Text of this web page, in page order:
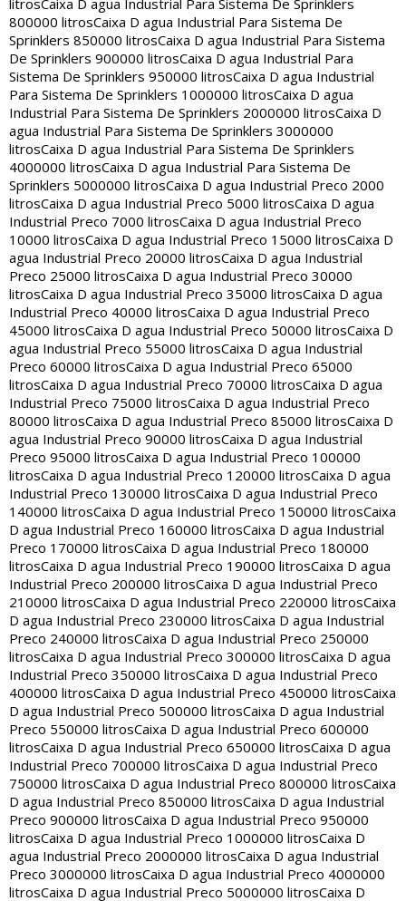
litrosCaixa D agua Industrial Para Sistema De Sprinklers
800000 litrosCaixa D agua Industrial Para Sistema De
Sprinklers 850000 litrosCaixa D agua Industrial Para Sistema
De Sprinklers 900000 litrosCaixa D agua Industrial Para
Sistema De Sprinklers 950000 litrosCaixa D agua Industrial
Para Sistema De Sprinklers 1000000 litrosCaixa D agua
Industrial Para Sistema De Sprinklers 2000000 litrosCaixa D
agua Industrial Para Sistema De Sprinklers 3000000
litrosCaixa D agua Industrial Para Sistema De Sprinklers
4000000 litrosCaixa D agua Industrial Para Sistema De
Sprinklers 5000000 litrosCaixa D agua Industrial Preco 2000
litrosCaixa D agua Industrial Preco 5000 litrosCaixa D agua
Industrial Preco 7000 litrosCaixa D agua Industrial Preco
10000 litrosCaixa D agua Industrial Preco 15000 litrosCaixa D
agua Industrial Preco 20000 litrosCaixa D agua Industrial
Preco 25000 litrosCaixa D agua Industrial Preco 30000
litrosCaixa D agua Industrial Preco 35000 litrosCaixa D agua
Industrial Preco 40000 litrosCaixa D agua Industrial Preco
45000 litrosCaixa D agua Industrial Preco 50000 litrosCaixa D
agua Industrial Preco 55000 litrosCaixa D agua Industrial
Preco 60000 litrosCaixa D agua Industrial Preco 65000
litrosCaixa D agua Industrial Preco 70000 litrosCaixa D agua
Industrial Preco 75000 litrosCaixa D agua Industrial Preco
80000 litrosCaixa D agua Industrial Preco 85000 litrosCaixa D
agua Industrial Preco 90000 litrosCaixa D agua Industrial
Preco 95000 litrosCaixa D agua Industrial Preco 100000
litrosCaixa D agua Industrial Preco 120000 litrosCaixa D agua
Industrial Preco 130000 litrosCaixa D agua Industrial Preco
140000 litrosCaixa D agua Industrial Preco 150000 litrosCaixa
D agua Industrial Preco 160000 litrosCaixa D agua Industrial
Preco 170000 litrosCaixa D agua Industrial Preco 180000
litrosCaixa D agua Industrial Preco 190000 litrosCaixa D agua
Industrial Preco 200000 litrosCaixa D agua Industrial Preco
210000 litrosCaixa D agua Industrial Preco 220000 litrosCaixa
D agua Industrial Preco 230000 litrosCaixa D agua Industrial
Preco 240000 litrosCaixa D agua Industrial Preco 250000
litrosCaixa D agua Industrial Preco 300000 litrosCaixa D agua
Industrial Preco 350000 litrosCaixa D agua Industrial Preco
400000 litrosCaixa D agua Industrial Preco 450000 litrosCaixa
D agua Industrial Preco 500000 litrosCaixa D agua Industrial
Preco 550000 litrosCaixa D agua Industrial Preco 600000
litrosCaixa D agua Industrial Preco 650000 litrosCaixa D agua
Industrial Preco 700000 litrosCaixa D agua Industrial Preco
750000 litrosCaixa D agua Industrial Preco 800000 litrosCaixa
D agua Industrial Preco 850000 litrosCaixa D agua Industrial
Preco 900000 litrosCaixa D agua Industrial Preco 950000
litrosCaixa D agua Industrial Preco 1000000 litrosCaixa D
agua Industrial Preco 2000000 litrosCaixa D agua Industrial
Preco 3000000 litrosCaixa D agua Industrial Preco 4000000
litrosCaixa D agua Industrial Preco 5000000 litrosCaixa D